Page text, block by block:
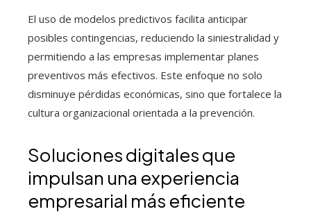
El uso de modelos predictivos facilita anticipar
posibles contingencias, reduciendo la siniestralidad y
permitiendo a las empresas implementar planes
preventivos más efectivos. Este enfoque no solo
disminuye pérdidas económicas, sino que fortalece la
cultura organizacional orientada a la prevención.
Soluciones digitales que
impulsan una experiencia
empresarial más eficiente